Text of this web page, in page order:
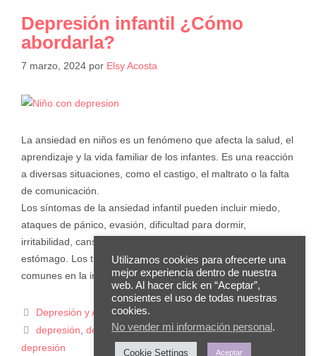
Depresión infantil ¿Cómo
abordarla?
7 marzo, 2024 por Elsy Acosta
La ansiedad en niños es un fenómeno que afecta la salud, el
aprendizaje y la vida familiar de los infantes. Es una reacción
a diversas situaciones, como el castigo, el maltrato o la falta
de comunicación.
Los síntomas de la ansiedad infantil pueden incluir miedo,
ataques de pánico, evasión, dificultad para dormir,
irritabilidad, cansancio, dolores de cabeza o dolores de
estómago. Los trastornos de ansiedad en niños son más
comunes en la infancia y pueden durar hasta la edad adulta.
Depresión y Ansiedad
depresión ,depresión infantil,niños,padres,síntomas de
depresión
Utilizamos cookies para ofrecerte una
mejor experiencia dentro de nuestra
web. Al hacer click en “Aceptar”,
consientes el uso de todas nuestras
cookies.
No vender mi información personal .
Cookie Settings Aceptar